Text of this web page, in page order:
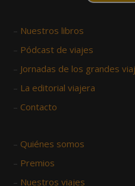
– Nuestros libros
– Pódcast de viajes
– Jornadas de los grandes
– La editorial viajera
– Contacto
– Quiénes somos
– Premios
– Nuestros viajes